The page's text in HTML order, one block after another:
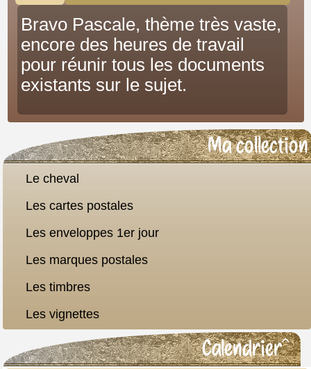
Ma collection
Le cheval
Les cartes postales
Les enveloppes 1er jour
Les marques postales
Les timbres
Les vignettes

Calendrier
Bravo Pascale, thème très vaste,
encore des heures de travail
pour réunir tous les documents
existants sur le sujet.